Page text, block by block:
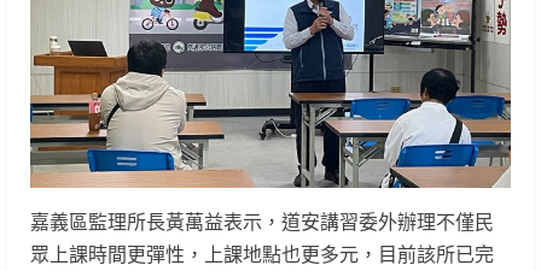
嘉義區監理所長黃萬益表示，道安講習委外辦理不僅民
眾上課時間更彈性，上課地點也更多元，目前該所已完